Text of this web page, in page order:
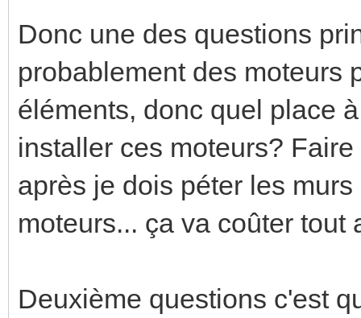
Donc une des questions
probablement des moteurs
éléments, donc quel place
installer ces moteurs?
après je dois péter les
moteurs... ça va coûter
Deuxième questions c'est